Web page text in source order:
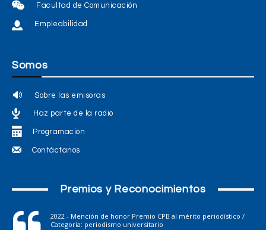
Facultad de Comunicación
Empleabilidad
Somos
Sobre las emisoras
Haz parte de la radio
Programación
Contáctanos
Premios y Reconocimientos
2022 - Mención de honor Premio CPB al mérito periodístico /
Categoría: periodismo universitario